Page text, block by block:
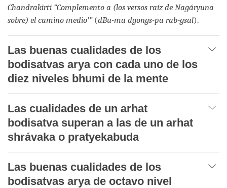
Chandrakirti “Complemento a (los versos raíz de Nagáryuna
sobre) el camino medio’”(dBu-ma dgongs-pa rab-gsal).
Las buenas cualidades de los
bodisatvas arya con cada uno de los
diez niveles bhumi de la mente
Las cualidades de un arhat
bodisatva superan a las de un arhat
shrávaka o pratyekabuda
Las buenas cualidades de los
bodisatvas arya de octavo nivel